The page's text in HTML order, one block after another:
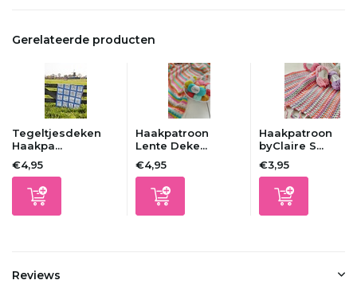
Gerelateerde producten
Tegeltjesdeken
Haakpa...
€4,95
Haakpatroon
Lente Deke...
€4,95
Haakpatroon
byClaire S...
€3,95
Reviews